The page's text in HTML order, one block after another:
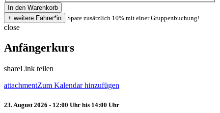
Spare zusätzlich 10% mit einer Gruppenbuchung!
close
Anfängerkurs
shareLink teilen
attachmentZum Kalendar hinzufügen
23. August 2026 - 12:00 Uhr bis 14:00 Uhr